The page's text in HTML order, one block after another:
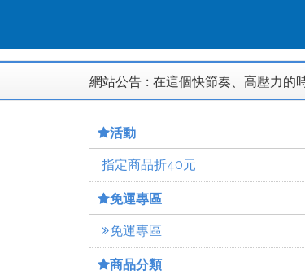
網站公告 : 在這個快節奏、高壓力的
活動
指定商品折40元
免運專區
免運專區
商品分類